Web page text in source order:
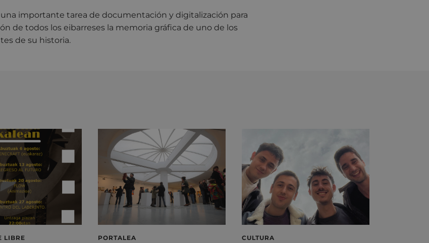
importante tarea de documentación y digitalización para
de todos los eibarreses la memoria gráfica de uno de los
de su historia.
LIBRE PORTALEA CULTURA